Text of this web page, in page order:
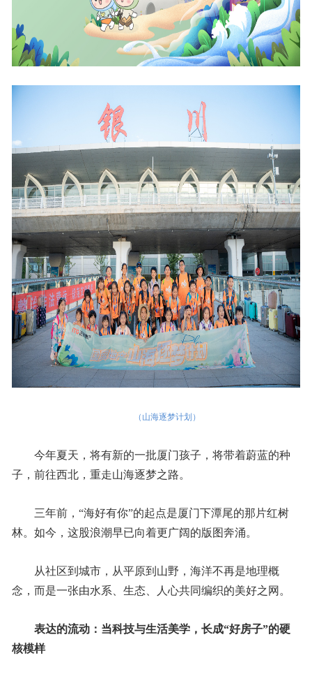
（山海逐梦计划）
今年夏天，将有新的一批厦门孩子，将带着蔚蓝的种
子，前往西北，重走山海逐梦之路。
三年前，“海好有你”的起点是厦门下潭尾的那片红树
林。如今，这股浪潮早已向着更广阔的版图奔涌。
从社区到城市，从平原到山野，海洋不再是地理概
念，而是一张由水系、生态、人心共同编织的美好之网。
表达的流动：当科技与生活美学，长成“好房子”的硬
核模样